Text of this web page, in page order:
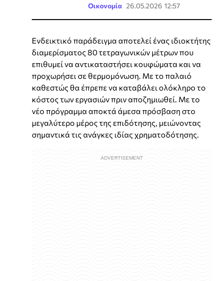
Οικονομία 26.05.2026 12:57
Ενδεικτικό παράδειγμα αποτελεί ένας ιδιοκτήτης
διαμερίσματος 80 τετραγωνικών μέτρων που
επιθυμεί να αντικαταστήσει κουφώματα και να
προχωρήσει σε θερμομόνωση. Με το παλαιό
καθεστώς θα έπρεπε να καταβάλει ολόκληρο το
κόστος των εργασιών πριν αποζημιωθεί. Με το
νέο πρόγραμμα αποκτά άμεσα πρόσβαση στο
μεγαλύτερο μέρος της επιδότησης, μειώνοντας
σημαντικά τις ανάγκες ιδίας χρηματοδότησης.